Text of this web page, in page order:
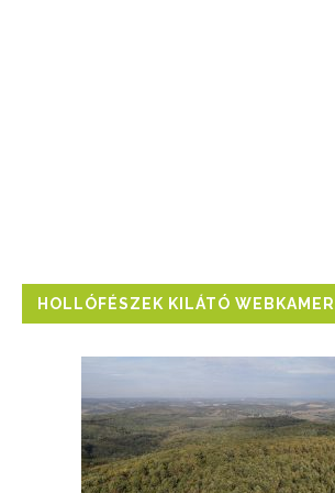
HOLLÓFÉSZEK KILÁTÓ